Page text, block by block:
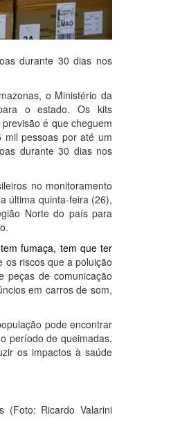
durante 30 dias nos
o Ministério da
o estado. Os kits
é que cheguem
pessoas por até um
durante 30 dias nos
no monitoramento
última quinta-feira (26),
Norte do país para
fumaça, tem que ter
os riscos que a poluição
peças de comunicação
em carros de som,
pode encontrar
período de queimadas.
os impactos à saúde
(Foto: Ricardo Valarini